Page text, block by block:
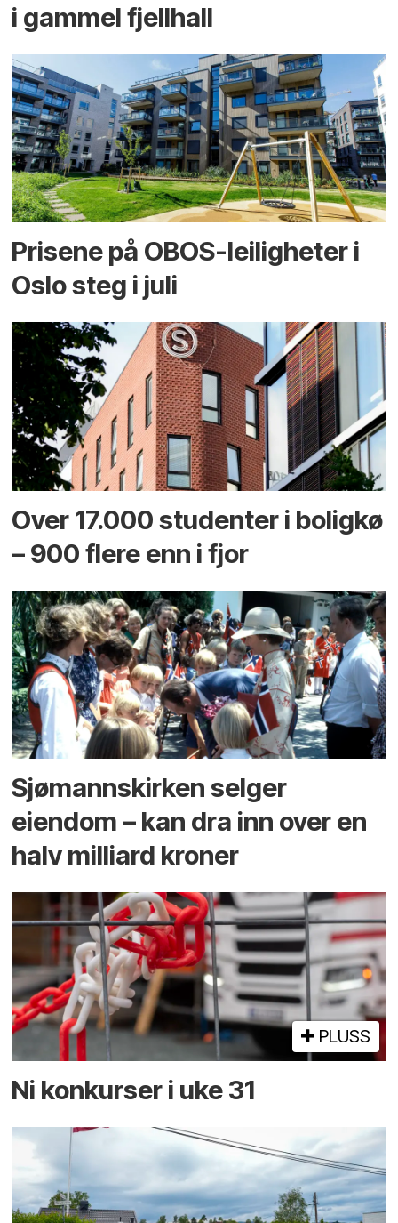
i gammel fjellhall
Prisene på OBOS-leiligheter i
Oslo steg i juli
Over 17.000 studenter i boligkø
– 900 flere enn i fjor
Sjømannskirken selger
eiendom – kan dra inn over en
halv milliard kroner
PLUSS
Ni konkurser i uke 31